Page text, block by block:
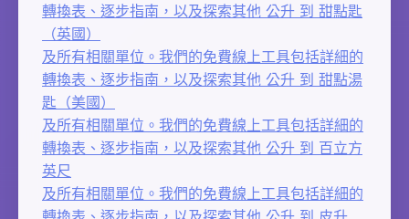
轉換表、逐步指南，以及探索其他 公升 到 甜點匙
（英國）
及所有相關單位。我們的免費線上工具包括詳細的
轉換表、逐步指南，以及探索其他 公升 到 甜點湯
匙（美國）
及所有相關單位。我們的免費線上工具包括詳細的
轉換表、逐步指南，以及探索其他 公升 到 百立方
英尺
及所有相關單位。我們的免費線上工具包括詳細的